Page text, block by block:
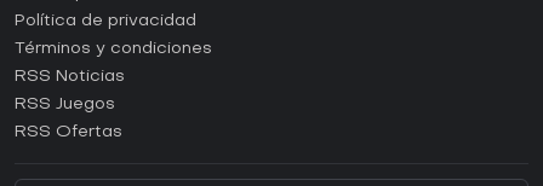
¿Cómo activar una CD Key de Epic Games?
¿Cómo activar una CD Key de GOG?
¿Cómo activar una CD Key de Ubisoft Connect?
Política de privacidad
Términos y condiciones
RSS Noticias
RSS Juegos
RSS Ofertas